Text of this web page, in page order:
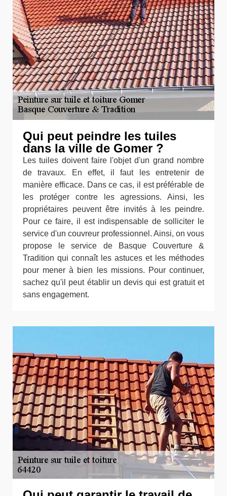
Qui peut peindre les tuiles
dans la ville de Gomer ?
Les tuiles doivent faire l'objet d'un grand nombre
de travaux. En effet, il faut les entretenir de
manière efficace. Dans ce cas, il est préférable de
les protéger contre les agressions. Ainsi, les
propriétaires peuvent être invités à les peindre.
Pour ce faire, il est indispensable de solliciter le
service d'un couvreur professionnel. Ainsi, on vous
propose le service de Basque Couverture &
Tradition qui connaît les astuces et les méthodes
pour mener à bien les missions. Pour continuer,
sachez qu'il peut établir un devis qui est gratuit et
sans engagement.